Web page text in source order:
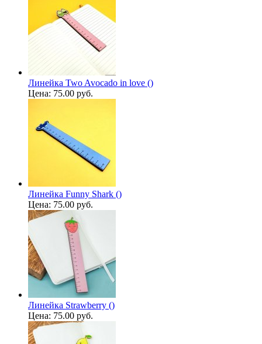
Линейка Two Avocado in love ()
Цена: 75.00 руб.
Линейка Funny Shark ()
Цена: 75.00 руб.
Линейка Strawberry ()
Цена: 75.00 руб.